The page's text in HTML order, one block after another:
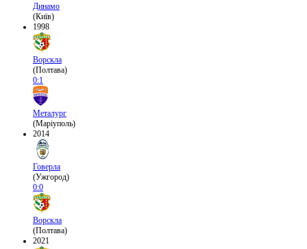
Динамо
(Київ)
1998
Ворскла
(Полтава)
0:1
Металург
(Маріуполь)
2014
Говерла
(Ужгород)
0:0
Ворскла
(Полтава)
2021